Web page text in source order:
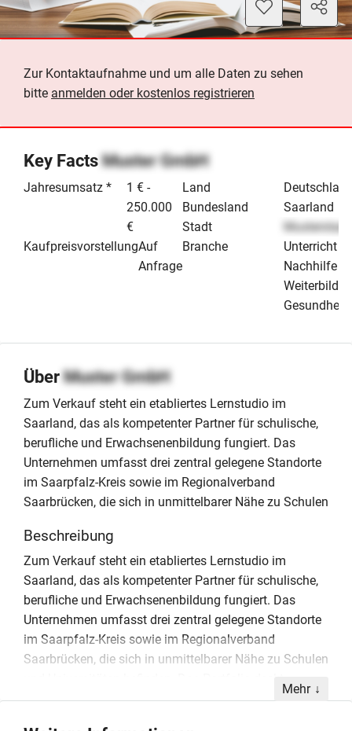
Zur Kontaktaufnahme und um alle Daten zu sehen
bitte anmelden oder kostenlos registrieren
Key FactsMuster GmbH
Jahresumsatz *
1 € -
250.000
€
KaufpreisvorstellungAuf
Anfrage
Land
Bundesland
Saarland
Stadt
Musterstadt
Branche
Unterricht /
Nachhilfe /
ÜberMuster GmbH
Zum Verkauf steht ein etabliertes Lernstudio im
Saarland, das als kompetenter Partner für schulische,
berufliche und Erwachsenenbildung fungiert. Das
Unternehmen umfasst drei zentral gelegene Standorte
im Saarpfalz-Kreis sowie im Regionalverband
Saarbrücken, die sich in unmittelbarer Nähe zu Schulen
Beschreibung
Zum Verkauf steht ein etabliertes Lernstudio im
Saarland, das als kompetenter Partner für schulische,
berufliche und Erwachsenenbildung fungiert. Das
Unternehmen umfasst drei zentral gelegene Standorte
im Saarpfalz-Kreis sowie im Regionalverband
Saarbrücken, die sich in unmittelbarer Nähe zu Schulen
klassische Nachhilfe, Sprachkurse sowie Technik- und
Mehr